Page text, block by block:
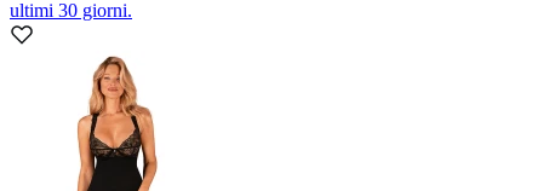
ultimi 30 giorni.